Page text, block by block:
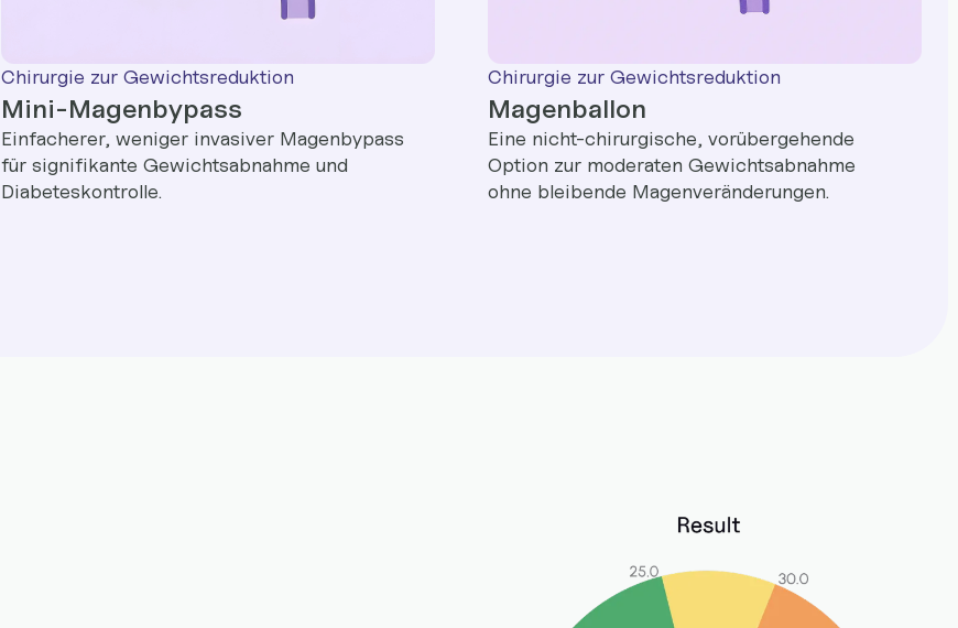
Chirurgie zur Gewichtsreduktion
Mini-Magenbypass
Einfacherer, weniger invasiver Magenbypass
für signifikante Gewichtsabnahme und
Diabeteskontrolle.
Chirurgie zur Gewichtsreduktion
Magenballon
Eine nicht-chirurgische, vorübergehende
Option zur moderaten Gewichtsabnahme
ohne bleibende Magenveränderungen.